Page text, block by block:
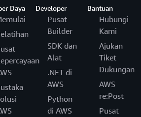
Daya Developer
Pusat
Builder
SDK dan
Alat
.NET di
AWS
Python
di AWS
Bantuan
Hubungi
Kami
Ajukan
Tiket
Dukungan
AWS
re:Post
Pusat